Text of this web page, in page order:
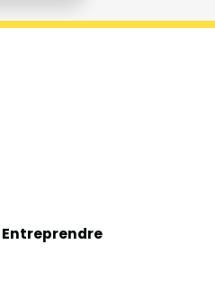
Entreprendre